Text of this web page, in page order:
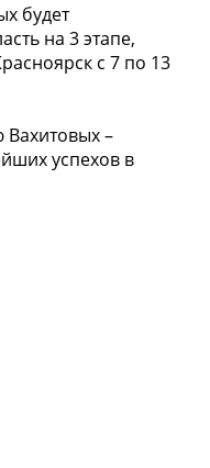
будет
на 3 этапе,
с 7 по 13
–
успехов в